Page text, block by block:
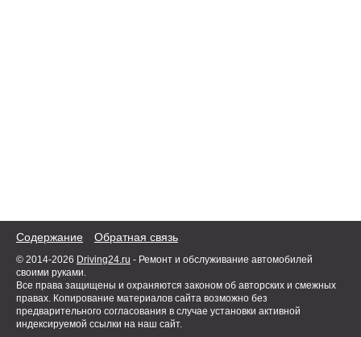
Содержание Обратная связь
© 2014-2026 Driving24.ru - Ремонт и обслуживание автомобилей
своими руками.
Все права защищены и охраняются законом об авторских и смежных
правах. Копирование материалов сайта возможно без
предварительного согласования в случае установки активной
индексируемой ссылки на наш сайт.